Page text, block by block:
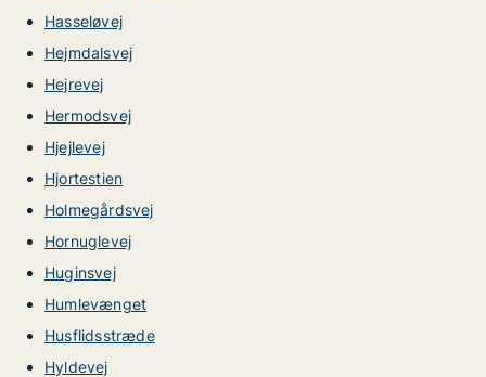
Hasseløvej
Hejmdalsvej
Hejrevej
Hermodsvej
Hjejlevej
Hjortestien
Holmegårdsvej
Hornuglevej
Huginsvej
Humlevænget
Husflidsstræde
Hyldevej